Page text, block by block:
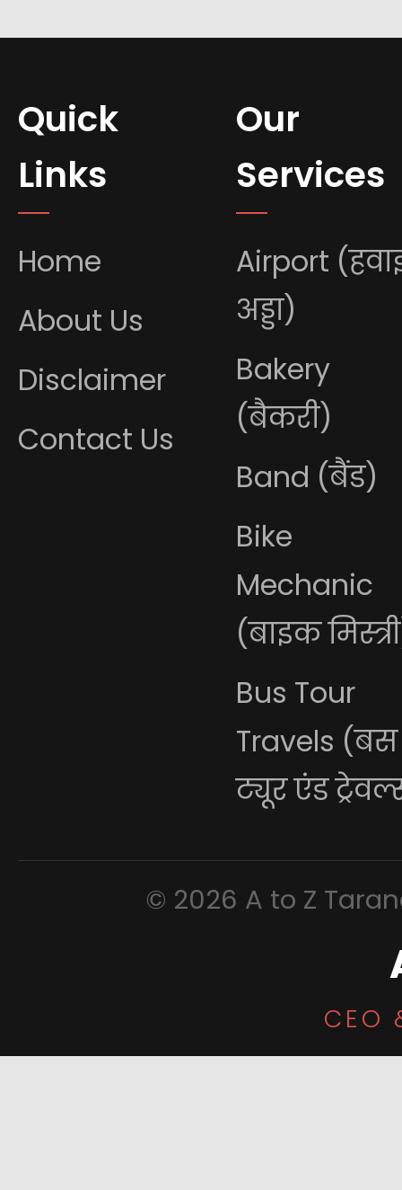
Quick
Links
Home
About Us
Disclaimer
Contact Us
Our
Services
Airport
अड्डा)
Bakery
(बैकरी)
Band (बैंड)
Bike
Mechanic
(बाइक
Bus Tour
Travels (बस
ट्यूर एंड
© 2026 A to Z
CEO